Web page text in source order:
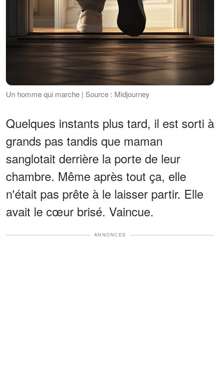
Un homme qui marche | Source : Midjourney
Quelques instants plus tard, il est sorti à
grands pas tandis que maman
sanglotait derrière la porte de leur
chambre. Même après tout ça, elle
n'était pas prête à le laisser partir. Elle
avait le cœur brisé. Vaincue.
ANNONCES